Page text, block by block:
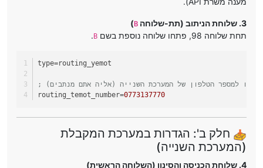
3. שלוחת הניתוב (תת-שלוחה B
)
תחת שלוחה 98, פתחו שלוחה נוספת בשם
B
.
type=routing_yemot
למספר הטלפון של המערכת השנייה (אליה אתם מנתבים)
routing_temot_number=0773137770
חלק ב': הגדרות במערכת המקבלת
(המערכת השנייה)
4. שלוחת הכניסה והסינון (השלוחה הראשית)